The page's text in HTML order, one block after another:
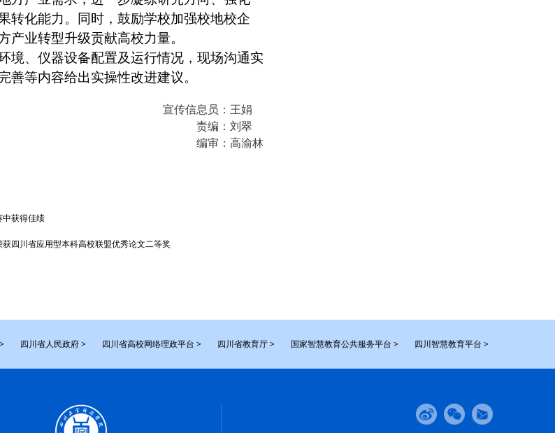
转化能力。同时，鼓励学校加强校地校企
产业转型升级贡献高校力量。
境、仪器设备配置及运行情况， 现场沟通实
善等内容给出实操性改进建议。
宣传信息员： 王娟
责编： 刘翠
编审： 高渝林
中获得佳绩
四川省应用型本科高校联盟优秀论文二等奖
四川省人民政府 > 四川省高校网络理政平台 > 四川省教育厅 > 国家智慧教育公共服务平台 > 四川智慧教育平台 >